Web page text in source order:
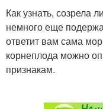
Как узнать, созрела
немного еще
ответит вам сама
корнеплода можно
признакам.